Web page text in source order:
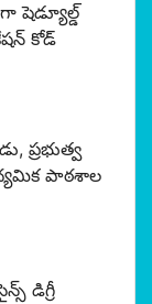
షెడ్యూల్డ్
కోడ్
ప్రభుత్వ
పాఠశాల
డిగ్రీ